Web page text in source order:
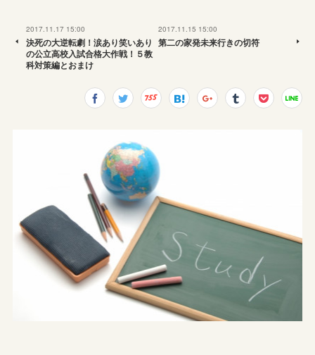
2017.11.17 15:00
決死の大逆転劇！涙あり笑いあり
の公立高校入試合格大作戦！５教
科対策編とおまけ
2017.11.15 15:00
第二の家発未来行きの切符